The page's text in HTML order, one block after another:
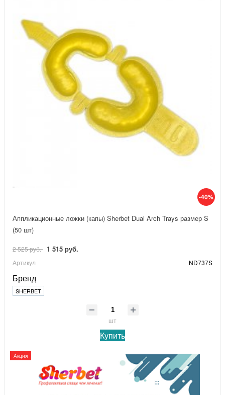
-40%
Аппликационные ложки (капы) Sherbet Dual Arch Trays размер S
(50 шт)
2 525 руб. 1 515 руб.
Артикул ND737S
Бренд
SHERBET
шт
Купить
Акция